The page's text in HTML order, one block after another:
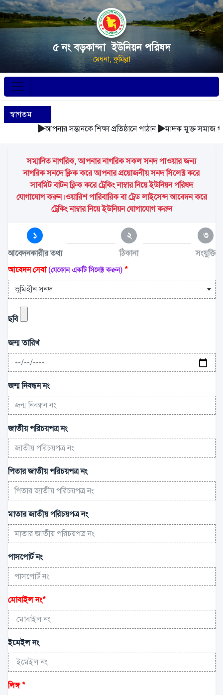
৫ নং বড়কান্দা ইউনিয়ন পরিষদ
মেঘনা, কুমিল্লা
স্বাগতম
আপনার সন্তানকে শিক্ষা প্রতিষ্ঠানে পাঠান
মাদক মুক্ত সমাজ
সম্মানিত নাগরিক, আপনার নাগরিক সকল সনদ পাওয়ার জন্য
নাগরিক সনদে ক্লিক করে আপনার প্রয়োজনীয় সনদ সিলেক্ট করে
সাবমিট বাটন ক্লিক করে ট্রেকিং নাম্বার নিয়ে ইউনিয়ন পরিষদ
যোগাযোগ করুন।ওয়ারিশ পারিবারিক বা ট্রেড লাইসেন্স আবেদন করে
ট্রেকিং নাম্বার নিয়ে ইউনিয়ন যোগাযোগ করুন
১
আবেদনকারীর তথ্য
২
ঠিকানা
৩
সংযুক্তি
আবেদন সেবা(যেকোন একটি সিলেক্ট করুন) *
ভূমিহীন সনদ
ছবি
জন্ম তারিখ
জন্ম নিবন্ধন নং
জাতীয় পরিচয়পত্র নং
পিতার জাতীয় পরিচয়পত্র নং
মাতার জাতীয় পরিচয়পত্র নং
পাসপোর্ট নং
মোবাইল নং*
ইমেইল নং
লিঙ্গ*